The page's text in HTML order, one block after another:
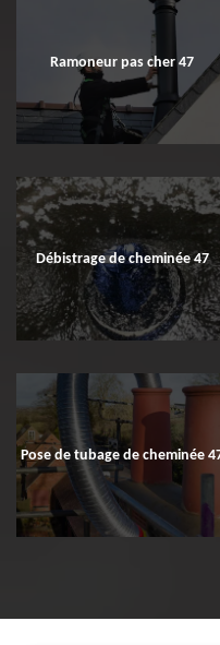
Ramoneur pas cher 47
Débistrage de cheminée 47
Pose de tubage de cheminée